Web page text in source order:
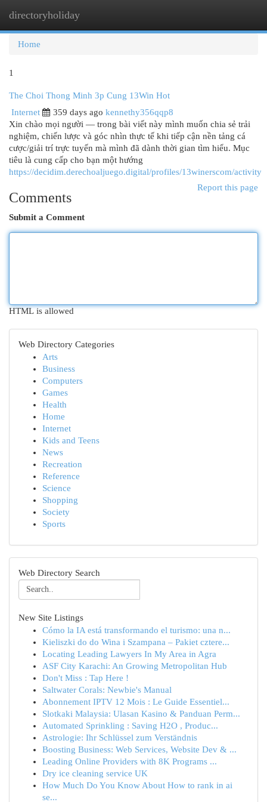
directoryholiday
Home
1
The Choi Thong Minh 3p Cung 13Win Hot
Internet
359 days ago kennethy356qqp8
Xin chào mọi người — trong bài viết này mình muốn chia sẻ trải
nghiệm, chiến lược và góc nhìn thực tế khi tiếp cận nền tảng cá
cược/giải trí trực tuyến mà mình đã dành thời gian tìm hiểu. Mục
tiêu là cung cấp cho bạn một hướng
https://decidim.derechoaljuego.digital/profiles/13winerscom/activity
Report this page
Comments
Submit a Comment
HTML is allowed
Web Directory Categories
Arts
Business
Computers
Games
Health
Home
Internet
Kids and Teens
News
Recreation
Reference
Science
Shopping
Society
Sports
Web Directory Search
New Site Listings
Cómo la IA está transformando el turismo: una n...
Kieliszki do do Wina i Szampana – Pakiet cztere...
Locating Leading Lawyers In My Area in Agra
ASF City Karachi: An Growing Metropolitan Hub
Don't Miss : Tap Here !
Saltwater Corals: Newbie's Manual
Abonnement IPTV 12 Mois : Le Guide Essentiel...
Slotkaki Malaysia: Ulasan Kasino & Panduan Perm...
Automated Sprinkling : Saving H2O , Produc...
Astrologie: Ihr Schlüssel zum Verständnis
Boosting Business: Web Services, Website Dev & ...
Leading Online Providers with 8K Programs ...
Dry ice cleaning service UK
How Much Do You Know About How to rank in ai
se...